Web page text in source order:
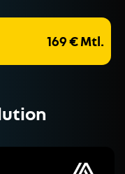
169 € Mtl.